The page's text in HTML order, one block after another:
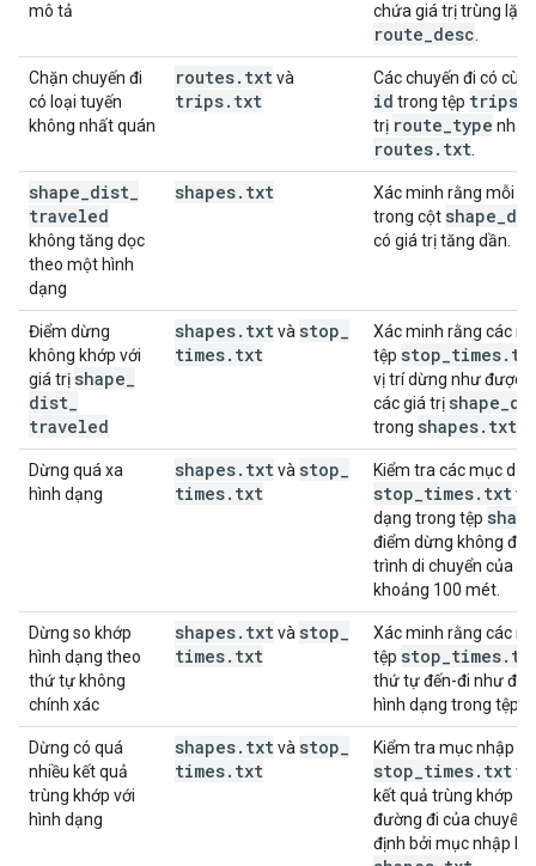
mô tả
chứa giá trị trùng lặp
route desc
Chặn chuyến đi
có loại tuyến
không nhất quán
routes. txtvà
trips. txt
Các chuyến đi có
id trong tệp trips
trị route type nhất
routes. txt
shape dist
traveled
không tăng dọc
theo một hình
dạng
shapes. txt
Xác minh rằng mỗi
trong cột shape
có giá trị tăng dần.
Điểm dừng
không khớp với
giá trị shape
dist
traveled
shapes. txtvà stop
times. txt
Xác minh rằng các
tệp stop times.
vị trí dừng như được
các giá trị shape
trong shapes. txt
Dừng quá xa
hình dạng
shapes. txtvà stop
times. txt
Kiểm tra các mục
stop times. txt
dạng trong tệp
điểm dừng không
trình di chuyển của
khoảng 100 mét.
Dừng so khớp
hình dạng theo
thứ tự không
chính xác
shapes. txtvà stop
times. txt
Xác minh rằng các
tệp stop times.
thứ tự đến-đi như
hình dạng trong tệp
Dừng có quá
nhiều kết quả
trùng khớp với
hình dạng
shapes. txtvà stop
times. txt
Kiểm tra mục nhập
stop times. txt
kết quả trùng khớp
đường đi của chuyến
định bởi mục nhập